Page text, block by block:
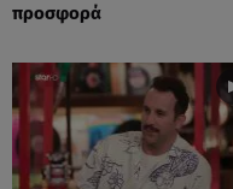
προσφορά